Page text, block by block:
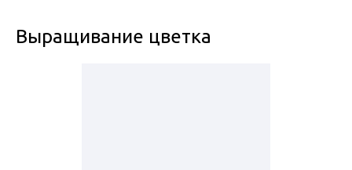
Выращивание цветка